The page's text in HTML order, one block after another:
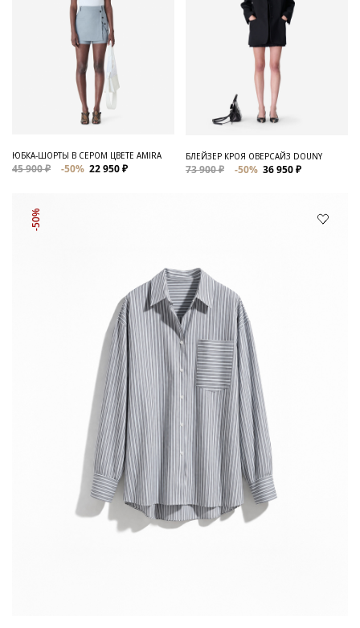
ЮБКА-ШОРТЫ В СЕРОМ ЦВЕТЕ AMIRA
45 900 ₽ -50% 22 950 ₽
БЛЕЙЗЕР КРОЯ ОВЕРСАЙЗ DOUNY
73 900 ₽ -50% 36 950 ₽
-50%